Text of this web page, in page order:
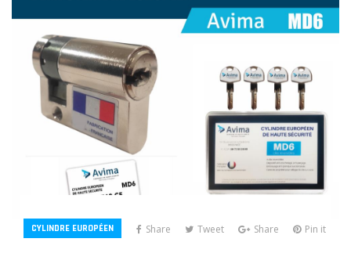
CYLINDRE EUROPÉEN Share Tweet Share Pin it